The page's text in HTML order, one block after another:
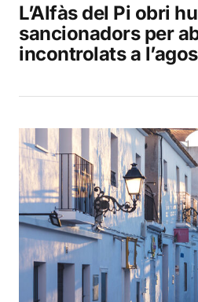
L’Alfàs del Pi obri
sancionadors per
incontrolats a